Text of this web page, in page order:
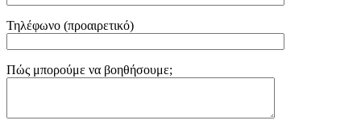
Τηλέφωνο (προαιρετικό)
Gender
Πώς μπορούμε να βοηθήσουμε;